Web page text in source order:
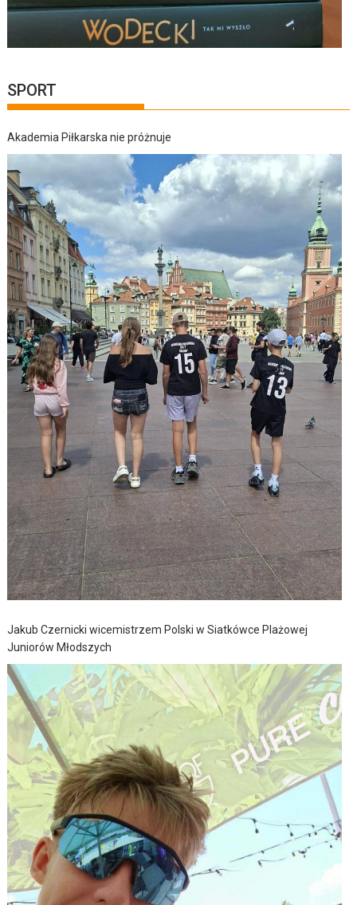
SPORT
Akademia Piłkarska nie próżnuje
Jakub Czernicki wicemistrzem Polski w Siatkówce Plażowej
Juniorów Młodszych